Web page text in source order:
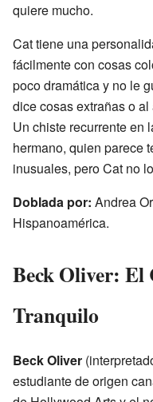
quiere mucho.
Cat tiene una
fácilmente con cosas
poco dramática y no le
dice cosas extrañas o
Un chiste recurrente en
hermano, quien parece
inusuales, pero Cat no
Doblada por: Andrea
Hispanoamérica.
Beck Oliver: El
Tranquilo
Beck Oliver
estudiante de origen